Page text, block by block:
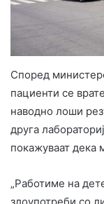
Според
пациенти се
наводно лоши
друга
покажуваат дека
„Работиме на
злоупотреби со